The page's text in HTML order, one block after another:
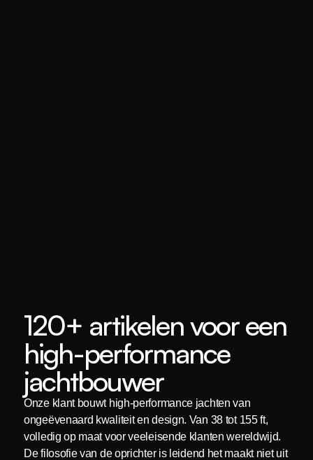
120+ artikelen voor een
high-performance
jachtbouwer
Onze klant bouwt high-performance jachten van
ongeëvenaard kwaliteit en design. Van 38 tot 155 ft,
volledig op maat voor veeleisende klanten wereldwijd.
De filosofie van de oprichter is leidend het maakt niet uit